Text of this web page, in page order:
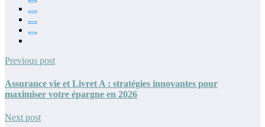
Previous post
Assurance vie et Livret A : stratégies innovantes pour
maximiser votre épargne en 2026
Next post